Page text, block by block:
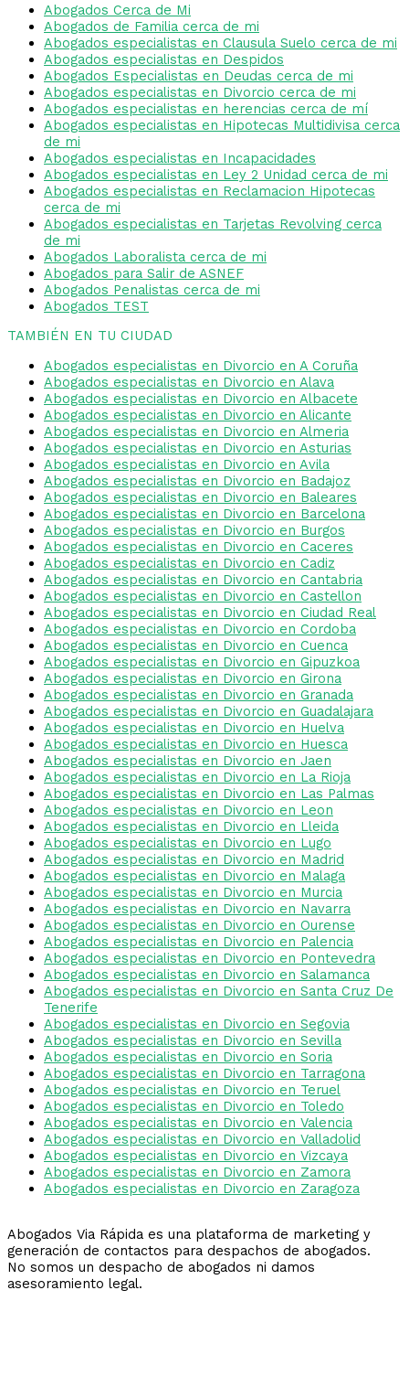
Abogados Cerca de Mi
Abogados de Familia cerca de mi
Abogados especialistas en Clausula Suelo cerca de mi
Abogados especialistas en Despidos
Abogados Especialistas en Deudas cerca de mi
Abogados especialistas en Divorcio cerca de mi
Abogados especialistas en herencias cerca de mí
Abogados especialistas en Hipotecas Multidivisa cerca
de mi
Abogados especialistas en Incapacidades
Abogados especialistas en Ley 2 Unidad cerca de mi
Abogados especialistas en Reclamacion Hipotecas
cerca de mi
Abogados especialistas en Tarjetas Revolving cerca
de mi
Abogados Laboralista cerca de mi
Abogados para Salir de ASNEF
Abogados Penalistas cerca de mi
Abogados TEST
TAMBIÉN EN TU CIUDAD
Abogados especialistas en Divorcio en A Coruña
Abogados especialistas en Divorcio en Alava
Abogados especialistas en Divorcio en Albacete
Abogados especialistas en Divorcio en Alicante
Abogados especialistas en Divorcio en Almeria
Abogados especialistas en Divorcio en Asturias
Abogados especialistas en Divorcio en Avila
Abogados especialistas en Divorcio en Badajoz
Abogados especialistas en Divorcio en Baleares
Abogados especialistas en Divorcio en Barcelona
Abogados especialistas en Divorcio en Burgos
Abogados especialistas en Divorcio en Caceres
Abogados especialistas en Divorcio en Cadiz
Abogados especialistas en Divorcio en Cantabria
Abogados especialistas en Divorcio en Castellon
Abogados especialistas en Divorcio en Ciudad Real
Abogados especialistas en Divorcio en Cordoba
Abogados especialistas en Divorcio en Cuenca
Abogados especialistas en Divorcio en Gipuzkoa
Abogados especialistas en Divorcio en Girona
Abogados especialistas en Divorcio en Granada
Abogados especialistas en Divorcio en Guadalajara
Abogados especialistas en Divorcio en Huelva
Abogados especialistas en Divorcio en Huesca
Abogados especialistas en Divorcio en Jaen
Abogados especialistas en Divorcio en La Rioja
Abogados especialistas en Divorcio en Las Palmas
Abogados especialistas en Divorcio en Leon
Abogados especialistas en Divorcio en Lleida
Abogados especialistas en Divorcio en Lugo
Abogados especialistas en Divorcio en Madrid
Abogados especialistas en Divorcio en Malaga
Abogados especialistas en Divorcio en Murcia
Abogados especialistas en Divorcio en Navarra
Abogados especialistas en Divorcio en Ourense
Abogados especialistas en Divorcio en Palencia
Abogados especialistas en Divorcio en Pontevedra
Abogados especialistas en Divorcio en Salamanca
Abogados especialistas en Divorcio en Santa Cruz De
Tenerife
Abogados especialistas en Divorcio en Segovia
Abogados especialistas en Divorcio en Sevilla
Abogados especialistas en Divorcio en Soria
Abogados especialistas en Divorcio en Tarragona
Abogados especialistas en Divorcio en Teruel
Abogados especialistas en Divorcio en Toledo
Abogados especialistas en Divorcio en Valencia
Abogados especialistas en Divorcio en Valladolid
Abogados especialistas en Divorcio en Vizcaya
Abogados especialistas en Divorcio en Zamora
Abogados especialistas en Divorcio en Zaragoza
Abogados Via Rápida es una plataforma de marketing y
generación de contactos para despachos de abogados.
No somos un despacho de abogados ni damos
asesoramiento legal.